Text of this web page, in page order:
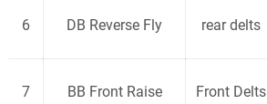
6 DB Reverse Fly rear delts
7 BB Front Raise Front Delts